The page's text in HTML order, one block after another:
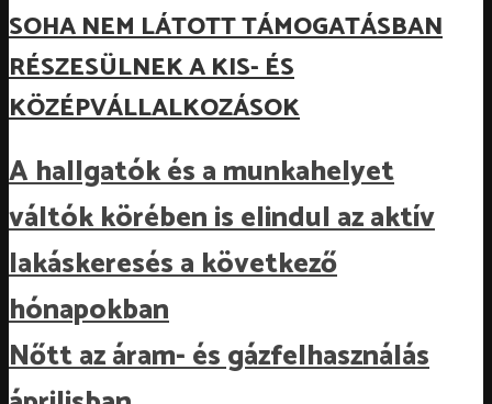
SOHA NEM LÁTOTT TÁMOGATÁSBAN
RÉSZESÜLNEK A KIS- ÉS
KÖZÉPVÁLLALKOZÁSOK
A hallgatók és a munkahelyet
váltók körében is elindul az aktív
lakáskeresés a következő
hónapokban
Nőtt az áram- és gázfelhasználás